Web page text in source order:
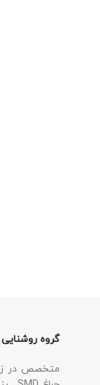
گروه
متخصص در